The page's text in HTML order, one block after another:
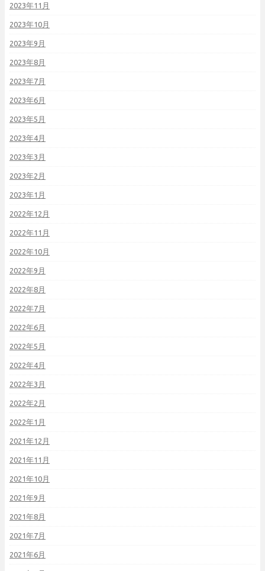
2023年11月
2023年10月
2023年9月
2023年8月
2023年7月
2023年6月
2023年5月
2023年4月
2023年3月
2023年2月
2023年1月
2022年12月
2022年11月
2022年10月
2022年9月
2022年8月
2022年7月
2022年6月
2022年5月
2022年4月
2022年3月
2022年2月
2022年1月
2021年12月
2021年11月
2021年10月
2021年9月
2021年8月
2021年7月
2021年6月